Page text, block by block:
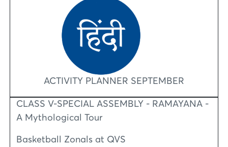
ACTIVITY PLANNER SEPTEMBER
CLASS V-SPECIAL ASSEMBLY - RAMAYANA -
A Mythological Tour
Basketball Zonals at QVS